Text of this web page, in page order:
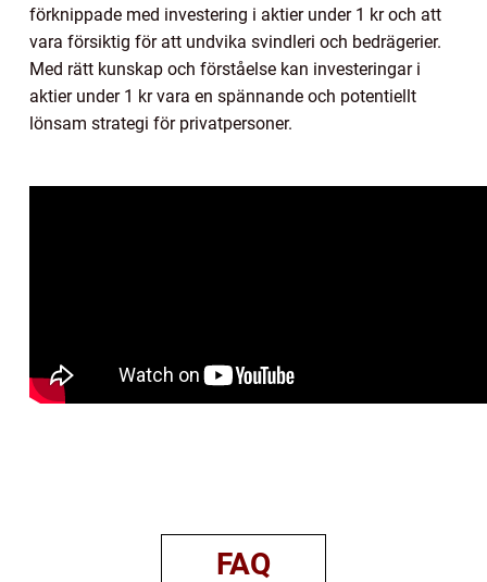
förknippade med investering i aktier under 1 kr och att
vara försiktig för att undvika svindleri och bedrägerier.
Med rätt kunskap och förståelse kan investeringar i
aktier under 1 kr vara en spännande och potentiellt
lönsam strategi för privatpersoner.
FAQ